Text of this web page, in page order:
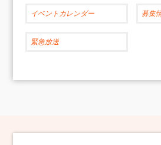
イベントカレンダー 募集
緊急放送